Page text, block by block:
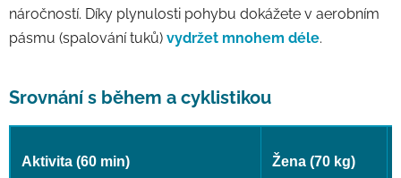
náročností. Díky plynulosti pohybu dokážete v aerobním
pásmu (spalování tuků) vydržet mnohem déle.
Srovnání s během a cyklistikou
Aktivita (60 min) Žena (70 kg)